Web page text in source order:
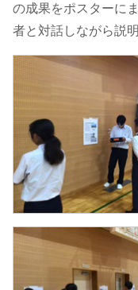
の成果をポスターに
者と対話しながら説